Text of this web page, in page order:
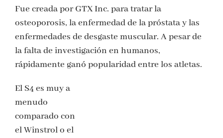
Fue creada por GTX Inc. para tratar la
osteoporosis, la enfermedad de la próstata y las
enfermedades de desgaste muscular. A pesar de
la falta de investigación en humanos,
rápidamente ganó popularidad entre los atletas.
El S4 es muy a
menudo
comparado con
el Winstrol o el